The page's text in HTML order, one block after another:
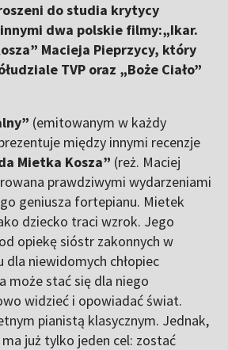
do studia krytycy
dwa polskie filmy:„Ikar.
Macieja Pieprzycy, który
TVP oraz „Boże Ciało”
(emitowanym w każdy
między innymi recenzje
Mietka Kosza” (reż. Maciej
prawdziwymi wydarzeniami
geniusza fortepianu. Mietek
dziecko traci wzrok. Jego
opiekę sióstr zakonnych w
dla niewidomych chłopiec
może stać się dla niego
widzieć i opowiadać świat.
pianistą klasycznym. Jednak,
już tylko jeden cel: zostać